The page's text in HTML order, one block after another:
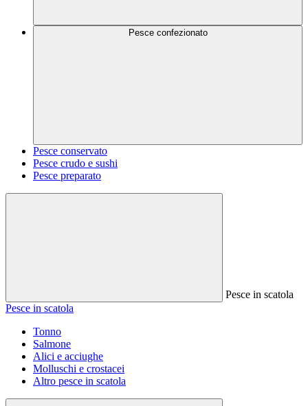
Pesce confezionato
Pesce conservato
Pesce crudo e sushi
Pesce preparato
Pesce in scatola
Pesce in scatola
Tonno
Salmone
Alici e acciughe
Molluschi e crostacei
Altro pesce in scatola